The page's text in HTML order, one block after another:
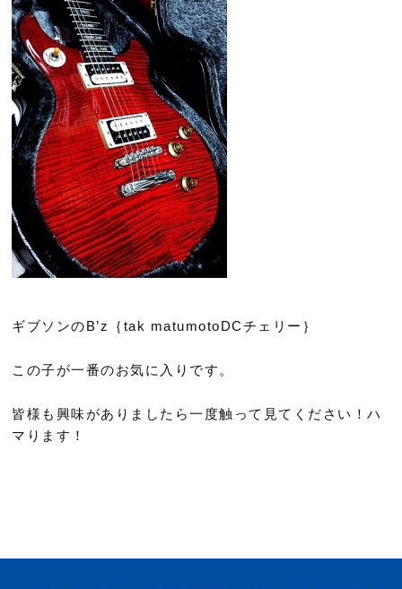
ギブソンのB’z｛tak matumotoDCチェリー｝
この子が一番のお気に入りです。
皆様も興味がありましたら一度触って見てください！ハ
マります！